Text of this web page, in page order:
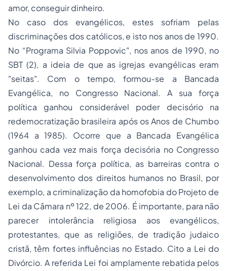
amor, conseguir dinheiro.
No caso dos evangélicos, estes sofriam pelas
discriminações dos católicos, e isto nos anos de 1990.
No “Programa Silvia Poppovic", nos anos de 1990, no
SBT (2), a ideia de que as igrejas evangélicas eram
"seitas". Com o tempo, formou-se a Bancada
Evangélica, no Congresso Nacional. A sua força
política ganhou considerável poder decisório na
redemocratização brasileira após os Anos de Chumbo
(1964 a 1985). Ocorre que a Bancada Evangélica
ganhou cada vez mais força decisória no Congresso
Nacional. Dessa força política, as barreiras contra o
desenvolvimento dos direitos humanos no Brasil, por
exemplo, a criminalização da homofobia do Projeto de
Lei da Câmara nº 122, de 2006. É importante, para não
parecer intolerância religiosa aos evangélicos,
protestantes, que as religiões, de tradição judaico
cristã, têm fortes influências no Estado. Cito a Lei do
Divórcio. A referida Lei foi amplamente rebatida pelos